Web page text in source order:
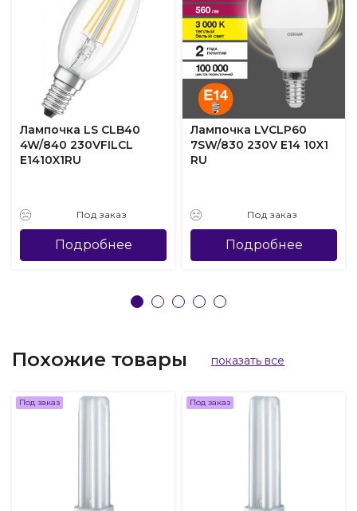
Лампочка LS CLB40
4W/840 230VFILCL
E1410X1RU
Под заказ
Подробнее
Лампочка LVCLP60
7SW/830 230V E14 10X1
RU
Под заказ
Подробнее
Похожие товары показать все
Под заказ Под заказ